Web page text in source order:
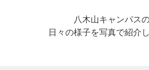
八木山キャンパス
日々の様子を写真で紹介し